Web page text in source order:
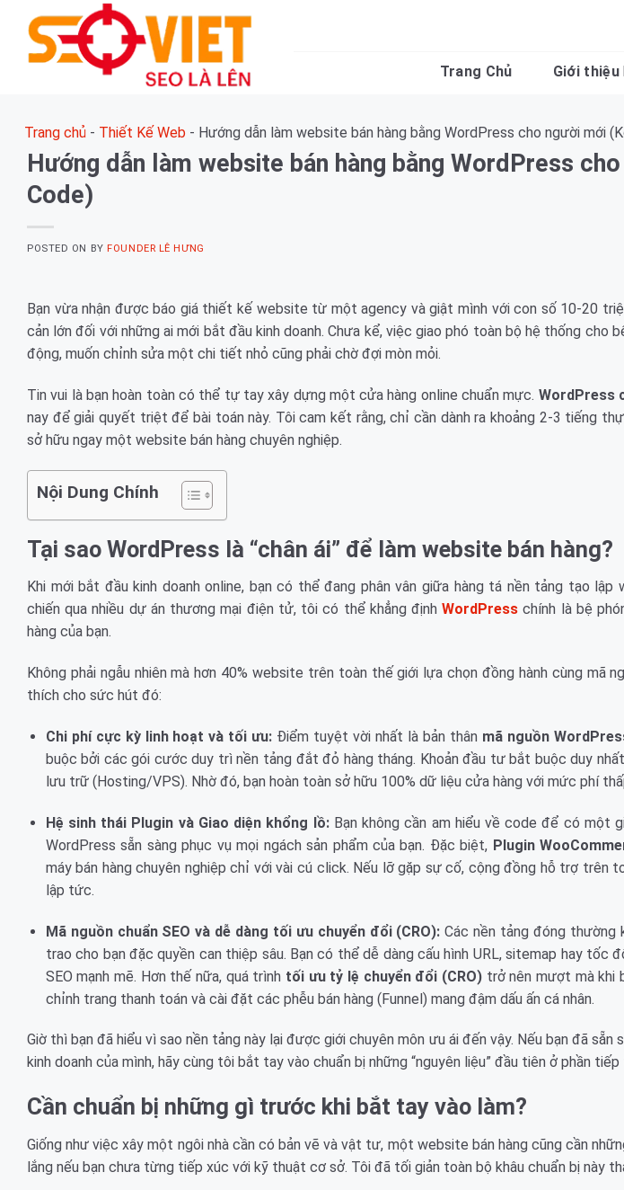
content
Trang Chủ Giới thiệu
Trang chủ - Thiết Kế Web - Hướng dẫn làm website bán hàng bằng WordPress cho người mới
Hướng dẫn làm website bán hàng bằng WordPress
Code)
POSTED ON BYFOUNDER LÊ HƯNG
Bạn vừa nhận được báo giá thiết kế website từ một agency và giật mình với con số 10-20
cản lớn đối với những ai mới bắt đầu kinh doanh. Chưa kể, việc giao phó toàn bộ hệ thống cho
động, muốn chỉnh sửa một chi tiết nhỏ cũng phải chờ đợi mòn mỏi.
Tin vui là bạn hoàn toàn có thể tự tay xây dựng một cửa hàng online chuẩn mực. WordPress
nay để giải quyết triệt để bài toán này. Tôi cam kết rằng, chỉ cần dành ra khoảng 2-3 tiếng
sở hữu ngay một website bán hàng chuyên nghiệp.
Nội Dung Chính
Tại sao WordPress là “chân ái” để làm website bán hàng?
Khi mới bắt đầu kinh doanh online, bạn có thể đang phân vân giữa hàng tá nền tảng tạo lập
chiến qua nhiều dự án thương mại điện tử, tôi có thể khẳng địnhWordPress chính là bệ
hàng của bạn.
Không phải ngẫu nhiên mà hơn 40% website trên toàn thế giới lựa chọn đồng hành cùng mã
thích cho sức hút đó:
Chi phí cực kỳ linh hoạt và tối ưu: Điểm tuyệt vời nhất là bản thân mã nguồn
buộc bởi các gói cước duy trì nền tảng đắt đỏ hàng tháng. Khoản đầu tư bắt buộc duy
lưu trữ (Hosting/VPS). Nhờ đó, bạn hoàn toàn sở hữu 100% dữ liệu cửa hàng với mức phí
Hệ sinh thái Plugin và Giao diện khổng lồ:Bạn không cần am hiểu về code để có một
WordPress sẵn sàng phục vụ mọi ngách sản phẩm của bạn. Đặc biệt, Plugin
máy bán hàng chuyên nghiệp chỉ với vài cú click. Nếu lỡ gặp sự cố, cộng đồng hỗ trợ trên
lập tức.
Mã nguồn chuẩn SEO và dễ dàng tối ưu chuyển đổi (CRO): Các nền tảng đóng thường
trao cho bạn đặc quyền can thiệp sâu. Bạn có thể dễ dàng cấu hình URL, sitemap hay tốc
SEO mạnh mẽ. Hơn thế nữa, quá trình tối ưu tỷ lệ chuyển đổi (CRO) trở nên mượt mà khi
chỉnh trang thanh toán và cài đặt các phễu bán hàng (Funnel) mang đậm dấu ấn cá nhân.
Giờ thì bạn đã hiểu vì sao nền tảng này lại được giới chuyên môn ưu ái đến vậy. Nếu bạn đã sẵn
kinh doanh của mình, hãy cùng tôi bắt tay vào chuẩn bị những “nguyên liệu” đầu tiên ở phần tiếp
Cần chuẩn bị những gì trước khi bắt tay vào làm?
Giống như việc xây một ngôi nhà cần có bản vẽ và vật tư, một website bán hàng cũng cần
lắng nếu bạn chưa từng tiếp xúc với kỹ thuật cơ sở. Tôi đã tối giản toàn bộ khâu chuẩn bị này